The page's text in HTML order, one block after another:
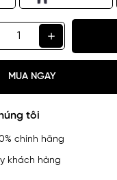
MUA NGAY
tôi
chính hãng
khách hàng